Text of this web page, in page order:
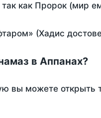
как Пророк (мир
(Хадис
в Аппанах?
вы можете открыть